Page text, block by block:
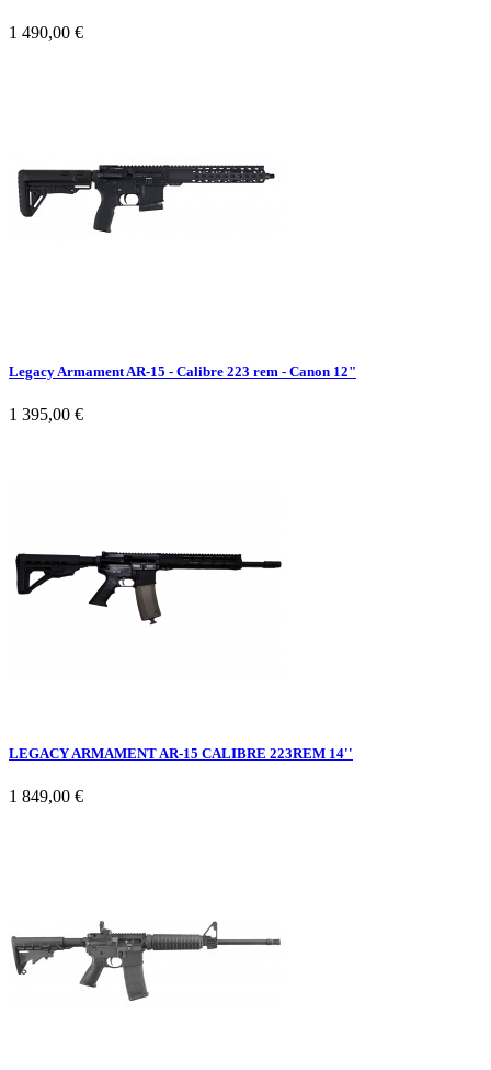
1 490,00 €
Legacy Armament AR-15 - Calibre 223 rem - Canon 12"
1 395,00 €
LEGACY ARMAMENT AR-15 CALIBRE 223REM 14''
1 849,00 €